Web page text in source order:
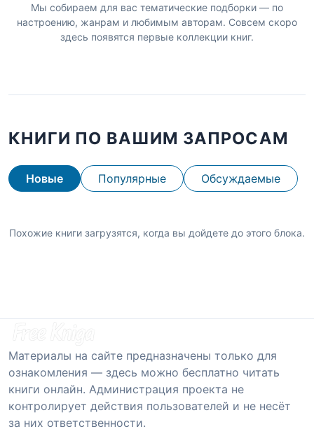
Мы собираем для вас тематические подборки — по
настроению, жанрам и любимым авторам. Совсем скоро
здесь появятся первые коллекции книг.
КНИГИ ПО ВАШИМ ЗАПРОСАМ
Новые Популярные Обсуждаемые
Похожие книги загрузятся, когда вы дойдете до этого блока.
Материалы на сайте предназначены только для
ознакомления — здесь можно бесплатно читать
книги онлайн. Администрация проекта не
контролирует действия пользователей и не несёт
за них ответственности.